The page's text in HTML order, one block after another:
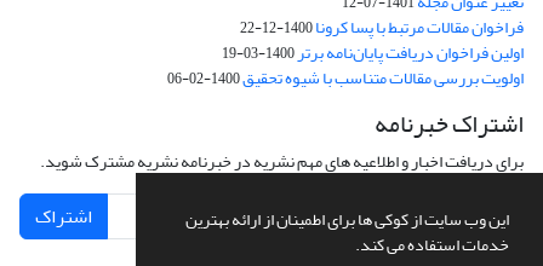
این وب سایت از کوکی ها برای اطمینان از ارائه بهترین
خدمات استفاده می کند.
فراخوان مقالات مرتبط با پسا کرونا1400-12-22
اولین فراخوان دریافت پایان‌نامه برتر1400-03-19
اولویت بررسی مقالات متناسب با شیوه تحقیق1400-02-06
اشتراک خبرنامه
برای دریافت اخبار و اطلاعیه های مهم نشریه در خبرنامه نشریه مشترک شوید.
اشتراک